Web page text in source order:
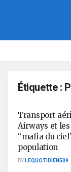
Étiquette :
Transport
Airways et
“mafia du
population
BYLEQUOTIDIEN509